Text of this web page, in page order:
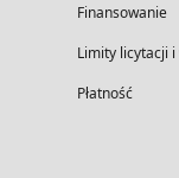
Finansowanie
Limity licytacji
Płatność